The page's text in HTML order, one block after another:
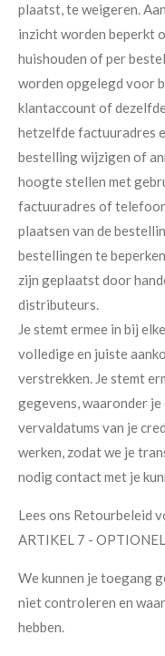
plaatst, te weigeren.
inzicht worden beperkt
huishouden of per
worden opgelegd voor
klantaccount of
hetzelfde factuuradres
bestelling wijzigen of
hoogte stellen met
factuuradres of
plaatsen van de
bestellingen te
zijn geplaatst door
distributeurs.
Je stemt ermee in bij
volledige en juiste
verstrekken. Je stemt
gegevens, waaronder je
vervaldatums van je
werken, zodat we je
nodig contact met je
Lees ons Retourbeleid
ARTIKEL 7 -
We kunnen je toegang
niet controleren en
hebben.